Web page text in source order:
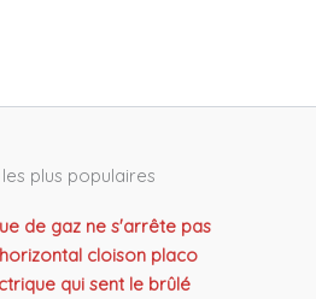
plus populaires
de gaz ne s'arrête pas
cloison placo
qui sent le brûlé